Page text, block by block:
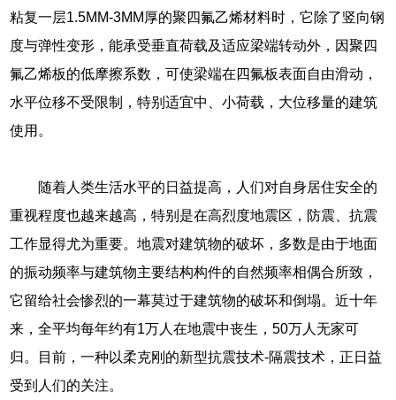
粘复一层1.5MM-3MM厚的聚四氟乙烯材料时，它除了竖向钢
度与弹性变形，能承受垂直荷载及适应梁端转动外，因聚四
氟乙烯板的低摩擦系数，可使梁端在四氟板表面自由滑动，
水平位移不受限制，特别适宜中、小荷载，大位移量的建筑
使用。
随着人类生活水平的日益提高，人们对自身居住安全的
重视程度也越来越高，特别是在高烈度地震区，防震、抗震
工作显得尤为重要。地震对建筑物的破坏，多数是由于地面
的振动频率与建筑物主要结构构件的自然频率相偶合所致，
它留给社会惨烈的一幕莫过于建筑物的破坏和倒塌。近十年
来，全平均每年约有1万人在地震中丧生，50万人无家可
归。目前，一种以柔克刚的新型抗震技术-隔震技术，正日益
受到人们的关注。